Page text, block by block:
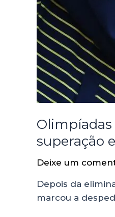
Olimpíadas
superação
Deixe um
Depois da
marcou a